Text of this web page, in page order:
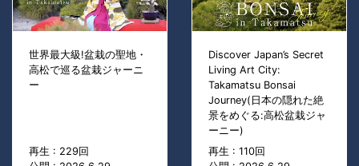
世界最大級!盆栽の聖地・
高松で巡る盆栽ジャーニ
ー
再生 : 229回
Discover Japan’s Secret
Living Art City:
Takamatsu Bonsai
Journey(日本の隠れた絶
景をめぐる:高松盆栽ジャ
ーニー)
再生 : 110回